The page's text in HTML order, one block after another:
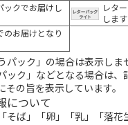
ックでお届けし
レタ
します
のお届けとなり
パック」の場合は表示しま
ック」などとなる場合は、
の旨を表示しています。
について
そば」「卵」「乳」「落花